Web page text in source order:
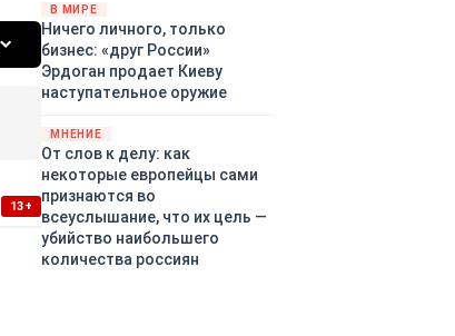
13+
В МИРЕ
Ничего личного, только
бизнес: «друг России»
Эрдоган продает Киеву
наступательное оружие
МНЕНИЕ
От слов к делу: как
некоторые европейцы сами
признаются во
всеуслышание, что их цель —
убийство наибольшего
количества россиян